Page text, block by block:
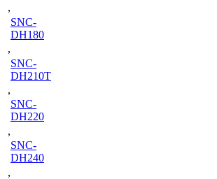
,
SNC-
DH180
,
SNC-
DH210T
,
SNC-
DH220
,
SNC-
DH240
,